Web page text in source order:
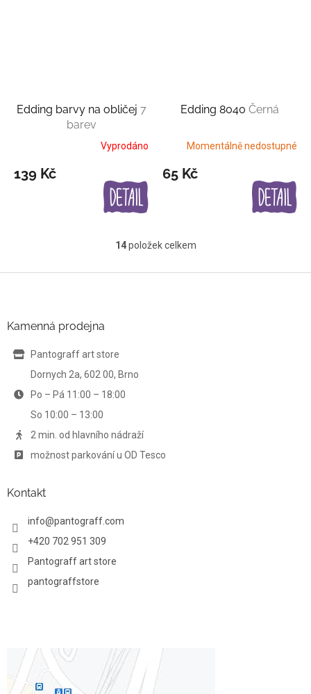
Edding barvy na obličej 7
barev
Vyprodáno
139 Kč
Edding 8040 Černá
Momentálně nedostupné
65 Kč
O
l
i
14položek celkem
Kamenná prodejna
Pantograff art store
Dornych 2a, 602 00, Brno
Po – Pá 11:00 – 18:00
So 10:00 – 13:00
2 min. od hlavního nádraží
možnost parkování u OD Tesco
Kontakt
info@pantograff.com
+420 702 951 309
Pantograff art store
pantograffstore